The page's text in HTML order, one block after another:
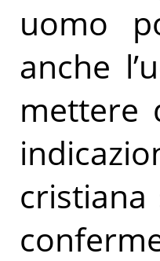
uomo
anche
mettere